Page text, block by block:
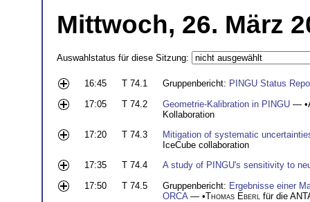
Mittwoch, 26. März
Auswahlstatus für diese Sitzung:
16:45 T 74.1 Gruppenbericht: PINGU Status
17:05
T 74.2 Geometrie-Kalibration in PINGU — •
Kollaboration
17:20
T 74.3
Mitigation of systematic
IceCube collaboration
17:35
T 74.4
A study of PINGU's sensitivity to
17:50
T 74.5 Gruppenbericht: Ergebnisse einer
ORCA — •Thomas Eberl für die